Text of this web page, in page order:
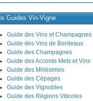
Guides Vin-Vigne
Guide des Vins et Champagnes
Guide des Vins de Bordeaux
Guide des Champagnes
Guide des Accords Mets et Vins
Guide des Millésimes
Guide des Cépages
Guide des Vignobles
Guide des Régions Viticoles